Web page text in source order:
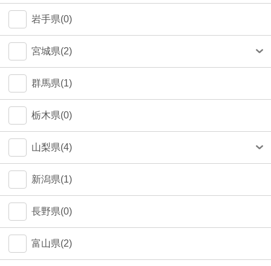
文京区(13)
世田谷区(7)
台東区(5)
札幌市(1)
岩手県(0)
宮城県(2)
仙台市(2)
群馬県(1)
栃木県(0)
山梨県(4)
甲府市(4)
新潟県(1)
長野県(0)
富山県(2)